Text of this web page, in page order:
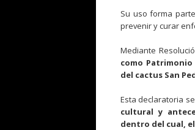
Su uso forma
prevenir y curar
Mediante
como
del cactus San
Esta declaratoria
cultural y
dentro del cual,